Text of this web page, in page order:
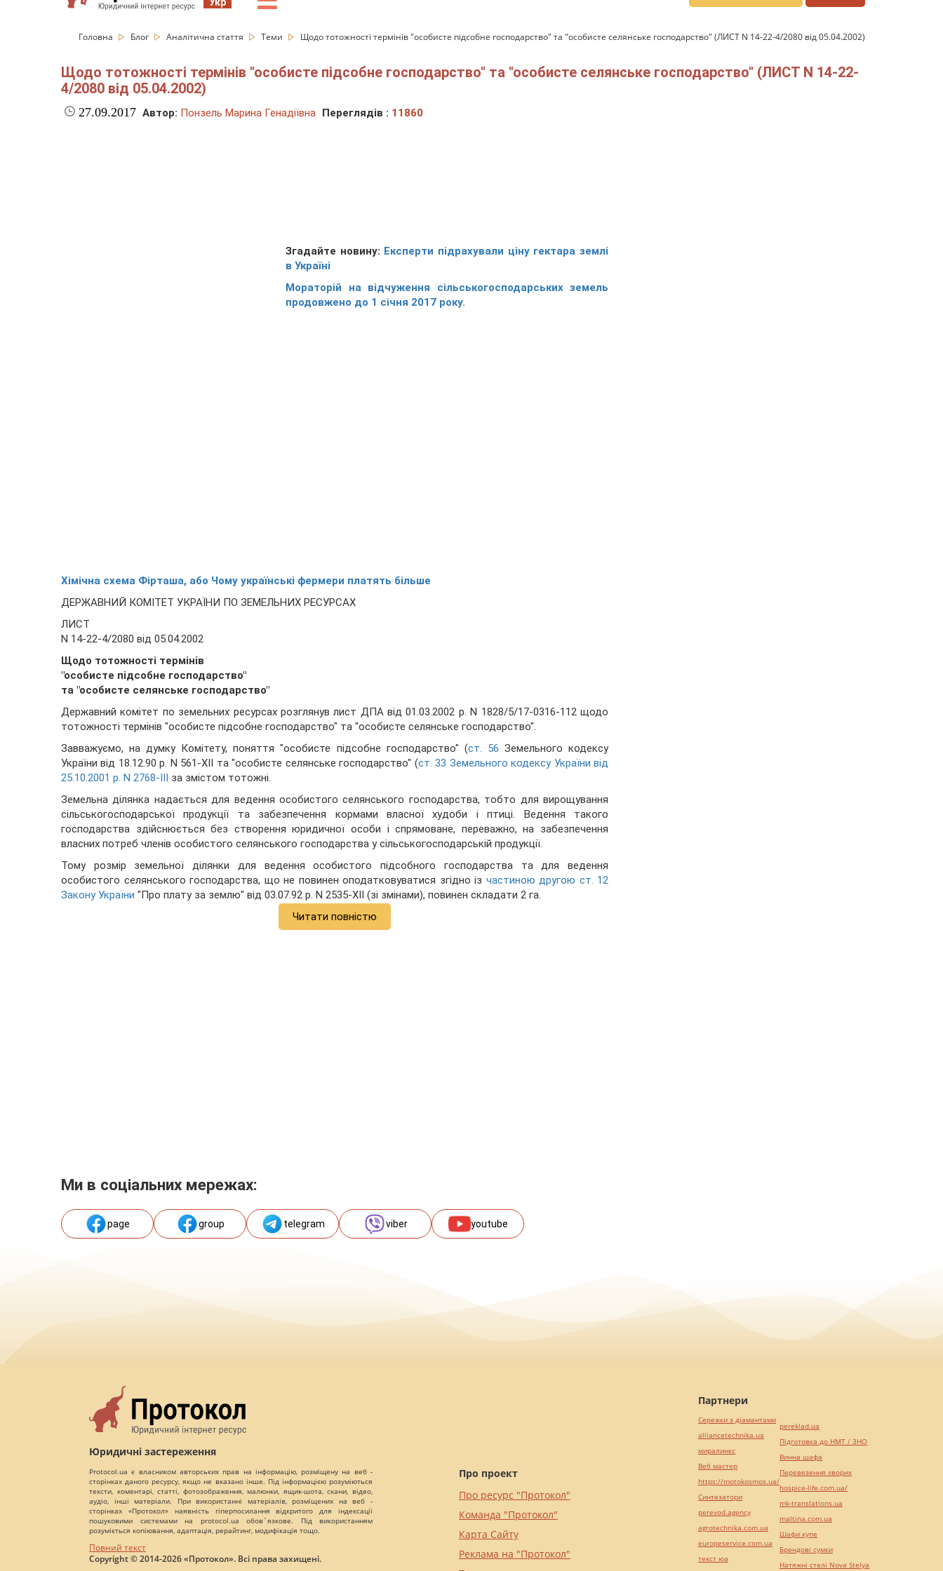
Головна Блог Аналітична стаття Теми Щодо тотожності термінів "особисте підсобне господарство" та "особисте селянське господарство" (ЛИСТ N 14-22-4/2080 від 05.04.2002)
Щодо тотожності термінів "особисте підсобне господарство" та "особисте селянське господарство" (ЛИСТ N 14-22-
4/2080 від 05.04.2002)
27.09.2017 Автор: Понзель Марина Генадіївна Переглядів : 11860
Згадайте новину: Експерти підрахували ціну гектара землі
в Україні
Мораторій на відчуження сільськогосподарських земель
продовжено до 1 січня 2017 року.
Хімічна схема Фірташа, або Чому українські фермери платять більше
ДЕРЖАВНИЙ КОМІТЕТ УКРАЇНИ ПО ЗЕМЕЛЬНИХ РЕСУРСАХ
ЛИСТ
N 14-22-4/2080 від 05.04.2002
Щодо тотожності термінів
"особисте підсобне господарство"
та "особисте селянське господарство"
Державний комітет по земельних ресурсах розглянув лист ДПА від 01.03.2002 р. N 1828/5/17-0316-112 щодо
тотожності термінів "особисте підсобне господарство" та "особисте селянське господарство".
Завважуємо, на думку Комітету, поняття "особисте підсобне господарство" (ст. 56 Земельного кодексу
України від 18.12.90 р. N 561-XII та "особисте селянське господарство" (ст. 33 Земельного кодексу України від
25.10.2001 р. N 2768-III
за змістом тотожні.
Земельна ділянка надається для ведення особистого селянського господарства, тобто для вирощування
сільськогосподарської продукції та забезпечення кормами власної худоби і птиці. Ведення такого
господарства здійснюється без створення юридичної особи і спрямоване, переважно, на забезпечення
власних потреб членів особистого селянського господарства у сільськогосподарській продукції.
Тому розмір земельної ділянки для ведення особистого підсобного господарства та для ведення
особистого селянського господарства, що не повинен оподатковуватися згідно із частиною другою ст. 12
Закону України "Про плату за землю" від 03.07.92 р. N 2535-XII (зі змінами), повинен складати 2 га.
Читати повністю
Ми в соціальних мережах:
page group telegram viber youtube
Юридичні застереження
Protocol.ua є власником авторських прав на інформацію, розміщену на веб -
сторінках даного ресурсу, якщо не вказано інше. Під інформацією розуміються
тексти, коментарі, статті, фотозображення, малюнки, ящик-шота, скани, відео,
аудіо, інші матеріали. При використанні матеріалів, розміщених на веб -
сторінках «Протокол» наявність гіперпосилання відкритого для індексації
пошуковими системами на protocol.ua обов`язкове. Під використанням
розуміється копіювання, адаптація, рерайтинг, модифікація тощо.
Повний текст
Copyright © 2014-2026 «Протокол». Всі права захищені.
Про проект
Про ресурс "Протокол"
Команда "Протокол"
Карта Сайту
Реклама на "Протокол"
Партнери
Сережки з діамантами
alliancetechnika.ua
миралинкс
Веб мастер
https://motokosmos.ua/
Синтезатори
perevod.agency
agrotechnika.com.ua
europeservice.com.ua
текст юа
pereklad.ua
Підготовка до НМТ / ЗНО
Винна шафа
Перевезення хворих
hospice-life.com.ua/
mk-translations.ua
maltina.com.ua
Шафи купе
Брендові сумки
Натяжні стелі Nova Stelya